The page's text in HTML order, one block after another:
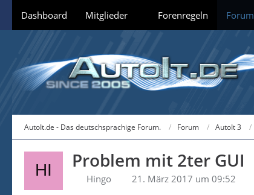
Dashboard Mitglieder Forenregeln Forum
AutoIt.de - Das deutschsprachige Forum. Forum AutoIt 3
Problem mit 2ter GUI
Hingo 21. März 2017 um 09:52